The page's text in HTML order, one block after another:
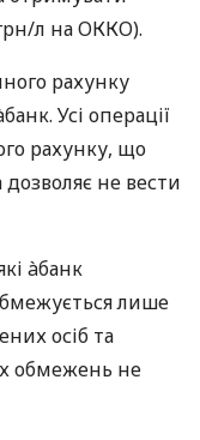
л на ОККО).
рахунку
Усі операції
рахунку, що
не вести
àбанк
лише
осіб та
обмежень не